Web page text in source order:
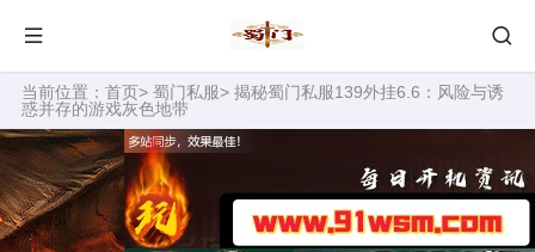
当前位置： 首页> 蜀门私服> 揭秘蜀门私服139外挂6.6：风险与诱
惑并存的游戏灰色地带